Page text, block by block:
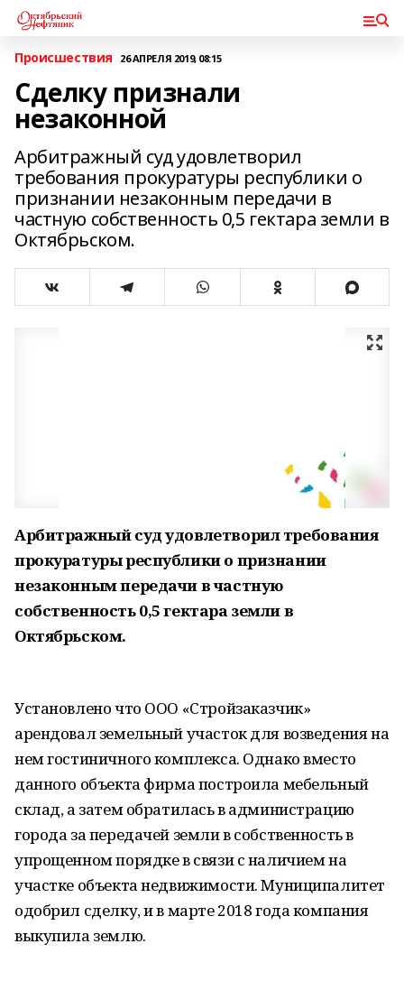
Происшествия 26 АПРЕЛЯ 2019, 08:15
Сделку признали
незаконной
Арбитражный суд удовлетворил
требования прокуратуры республики о
признании незаконным передачи в
частную собственность 0,5 гектара земли в
Октябрьском.
Арбитражный суд удовлетворил требования
прокуратуры республики о признании
незаконным передачи в частную
собственность 0,5 гектара земли в
Октябрьском.
Установлено что ООО «Стройзаказчик»
арендовал земельный участок для возведения на
нем гостиничного комплекса. Однако вместо
данного объекта фирма построила мебельный
склад, а затем обратилась в администрацию
города за передачей земли в собственность в
упрощенном порядке в связи с наличием на
участке объекта недвижимости. Муниципалитет
одобрил сделку, и в марте 2018 года компания
выкупила землю.